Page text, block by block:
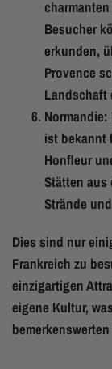
Besucher
erkunden,
Provence
Landschaft
ist bekannt
Honfleur
Stätten aus
Strände
Dies sind nur
Frankreich zu
einzigartigen
eigene Kultur,